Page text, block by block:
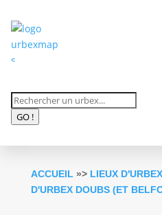
Recherche
deGO !
ACCUEIL »> LIEUX
D'URBEX DOUBS (ET